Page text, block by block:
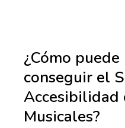
¿Cómo
conseguir el
Accesibilidad
Musicales?